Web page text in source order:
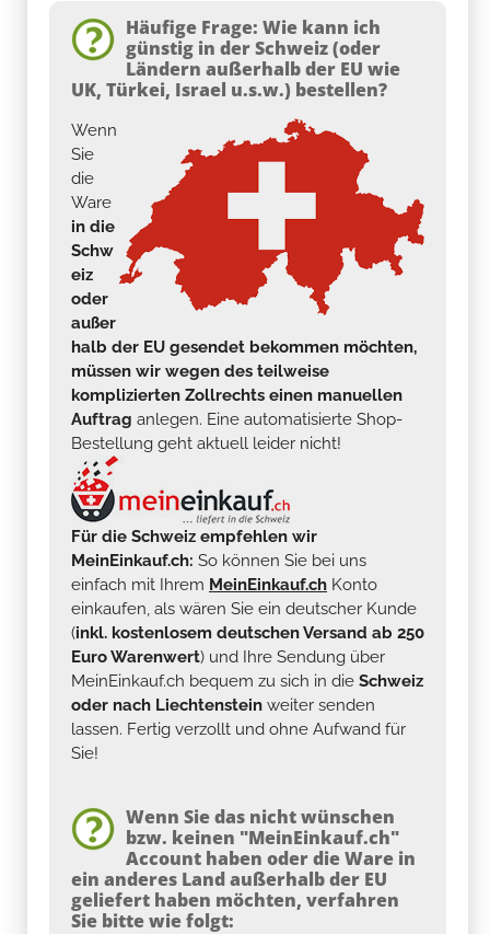
Häufige Frage: Wie kann ich
günstig in der Schweiz (oder
Ländern außerhalb der EU wie
UK, Türkei, Israel u.s.w.) bestellen?
Wenn
Sie
die
Ware
in die
Schw
eiz
oder
außer
halb der EU gesendet bekommen möchten,
müssen wir wegen des teilweise
komplizierten Zollrechts einen manuellen
Auftrag anlegen. Eine automatisierte Shop-
Bestellung geht aktuell leider nicht!
Für die Schweiz empfehlen wir
MeinEinkauf.ch: So können Sie bei uns
einfach mit Ihrem MeinEinkauf.ch Konto
einkaufen, als wären Sie ein deutscher Kunde
(inkl. kostenlosem deutschen Versand ab 250
Euro Warenwert) und Ihre Sendung über
MeinEinkauf.ch bequem zu sich in die Schweiz
oder nach Liechtenstein weiter senden
lassen. Fertig verzollt und ohne Aufwand für
Sie!
Wenn Sie das nicht wünschen
bzw. keinen "MeinEinkauf.ch"
Account haben oder die Ware in
ein anderes Land außerhalb der EU
geliefert haben möchten, verfahren
Sie bitte wie folgt: